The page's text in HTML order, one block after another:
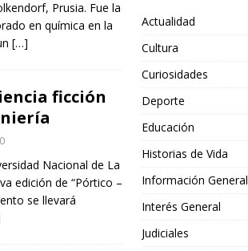
Prusia. Fue la
en química en la
[…]
ficción
0
Nacional de La
edición de “Pórtico –
se llevará
Actualidad
Cultura
Curiosidades
Deporte
Educación
Historias de Vida
Información General
Interés General
Judiciales